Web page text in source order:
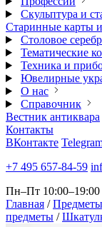
Скульптура и
Старинные карты
Столовое
Тематические
Техника и
Ювелирные
О нас
Справочник
Вестник антиквара
Контакты
ВКонтакте
+7 495 657-84-59
Пн–Пт 10:00–19:00
Главная / Предметы
предметы /